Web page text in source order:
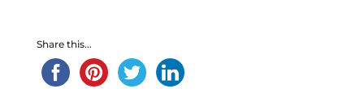
Share this...